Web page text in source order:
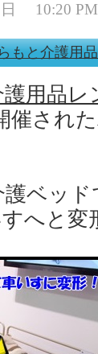
日 10:20
もと介護用
用品レ
催され
ベッ
へと